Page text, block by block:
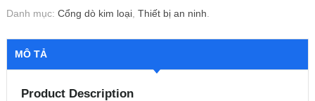
Danh mục: Cổng dò kim loại Thiết bị an ninh
MÔ TẢ
Product Description